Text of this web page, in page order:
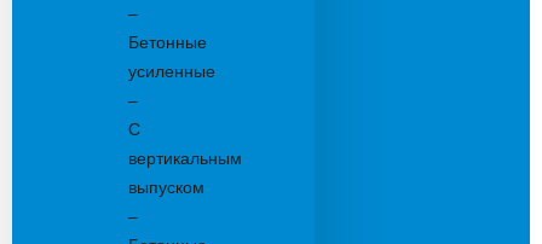
–
Бетонные
усиленные
–
С
вертикальным
выпуском
–